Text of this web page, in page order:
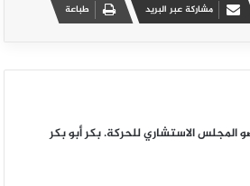
مشاركة عبر البريد طباعة
الاستشاري للحركة. بكر أبو بكر